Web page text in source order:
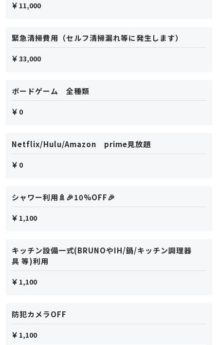
11,000
緊急清掃費用（セルフ清掃漏れ等に発生します）
33,000
ボードゲーム 全種類
0
Netflix/Hulu/Amazon prime見放題
0
シャワー利用🚿🎉10%OFF🎉
1,100
キッチン設備一式(BRUNOやIH/鍋/キッチン調理器
具 等)利用
1,100
防犯カメラOFF
1,100